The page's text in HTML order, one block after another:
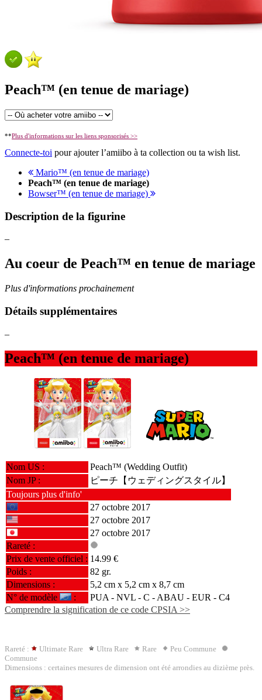
Peach™ (en tenue de mariage)
**Plus d'informations sur les liens sponsorisés >>
Connecte-toi pour ajouter l’amiibo à ta collection ou ta wish list.
Mario™ (en tenue de mariage)
Peach™ (en tenue de mariage)
Bowser™ (en tenue de mariage)
Description de la figurine
–
Au coeur de Peach™ en tenue de mariage
Plus d'informations prochainement
Détails supplémentaires
–
Peach™ (en tenue de mariage)
Nom US :
Peach™ (Wedding Outfit)
Nom JP :
ピーチ【ウェディングスタイル】
Toujours plus d'info'
27 octobre 2017
27 octobre 2017
27 octobre 2017
Rareté :
Prix de vente officiel : 14.99 €
Poids :
82 gr.
Dimensions :
5,2 cm x 5,2 cm x 8,7 cm
N° de modèle
: PUA - NVL - C - ABAU - EUR - C4
Comprendre la signification de ce code CPSIA >>
Rareté : Ultimate Rare Ultra Rare Rare
Peu Commune
Commune
Dimensions : certaines mesures de dimension ont été arrondies au dizième près.